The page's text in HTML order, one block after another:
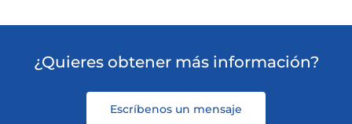
¿Quieres obtener más información?
Escríbenos un mensaje